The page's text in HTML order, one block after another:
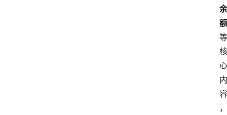
余
额
等
核
心
内
容
，